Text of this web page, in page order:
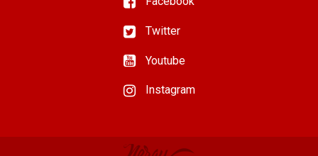
Twitter
Youtube
Instagram